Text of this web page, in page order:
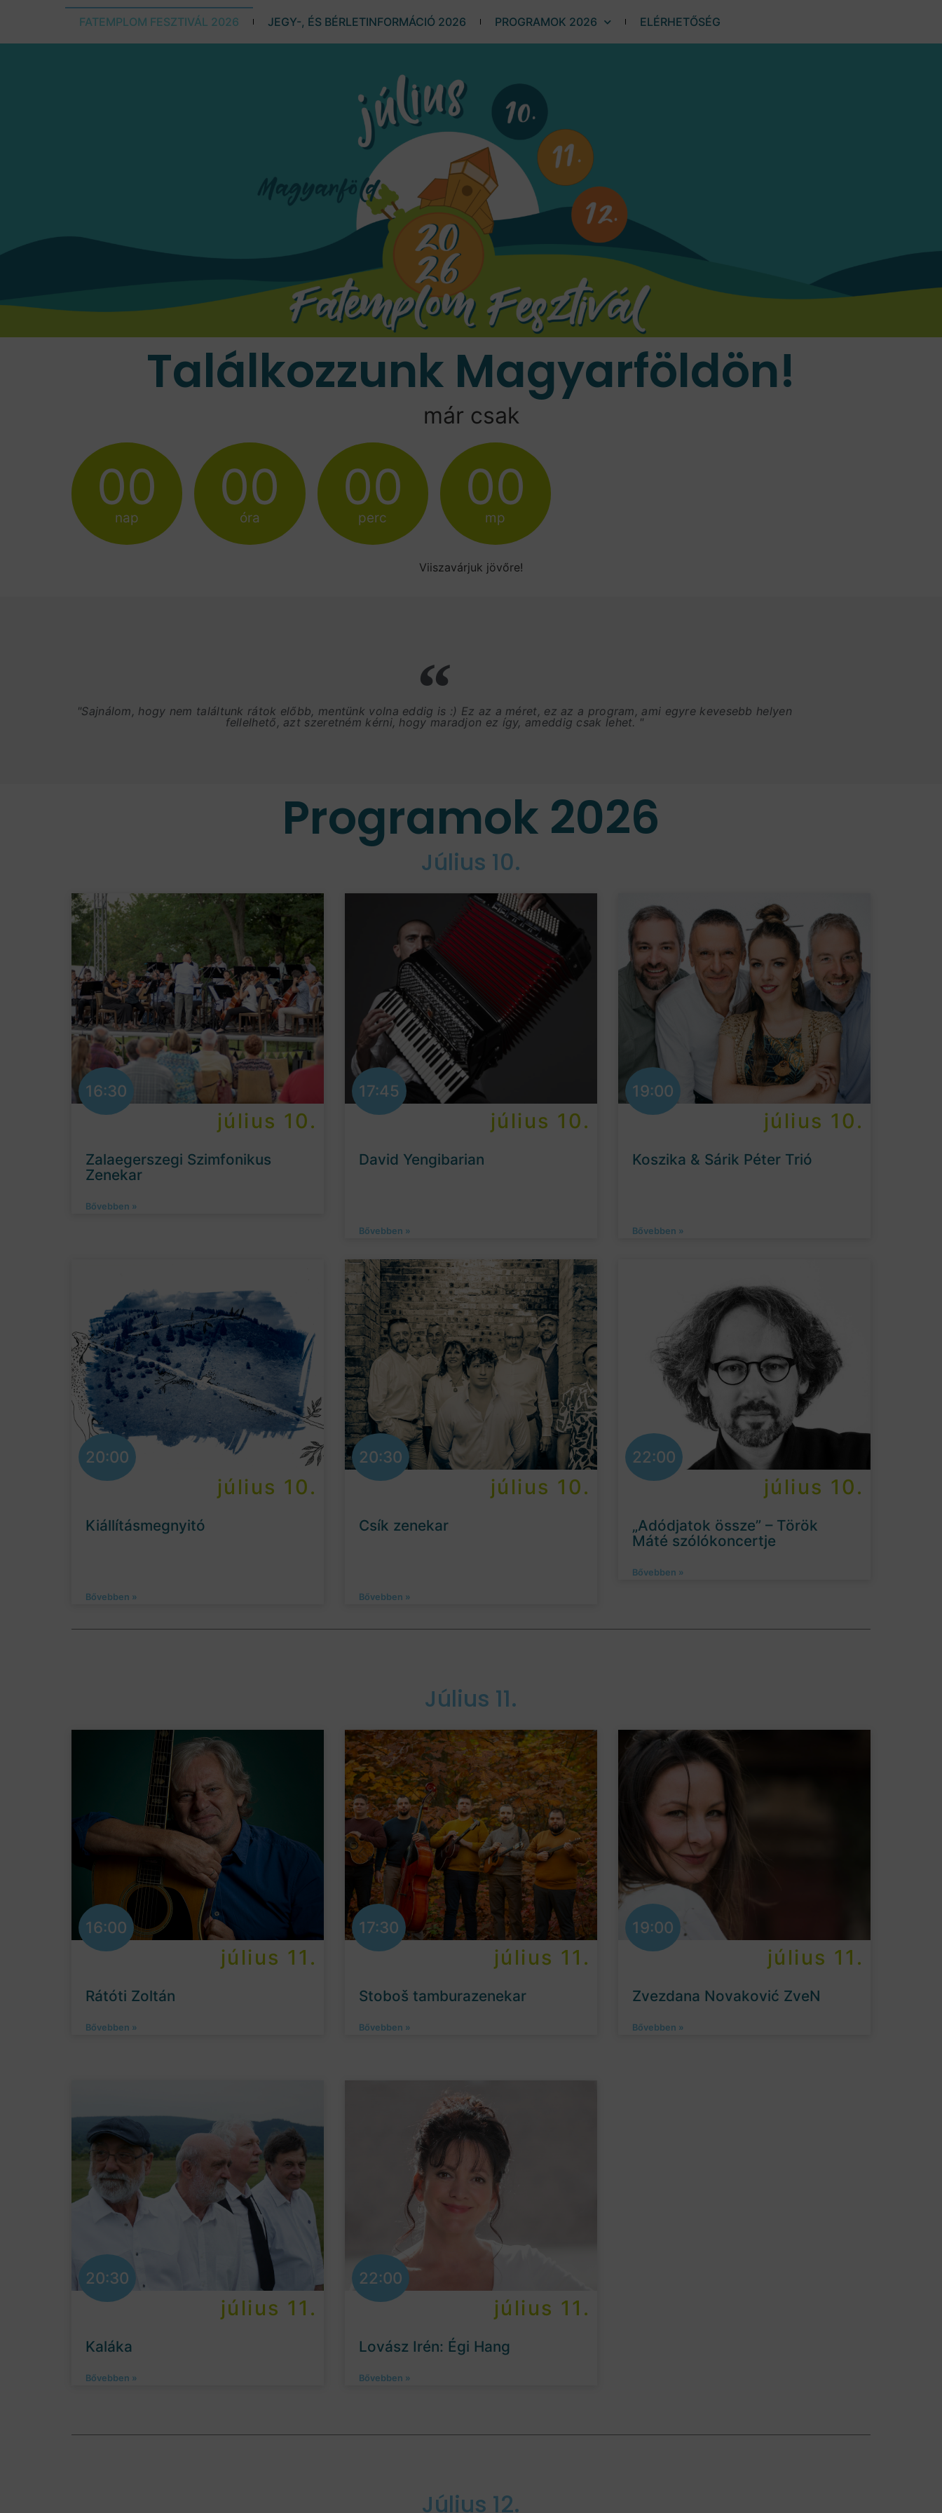
FATEMPLOM FESZTIVÁL 2026 JEGY-, ÉS BÉRLETINFORMÁCIÓ 2026 PROGRAMOK 2026 ELÉRHETŐSÉG
Találkozzunk Magyarföldön!
már csak
00
nap
00
óra
00
perc
00
mp
Viiszavárjuk jövőre!
"Sajnálom, hogy nem találtunk rátok előbb, mentünk volna eddig is :) Ez az a méret, ez az a program, ami egyre kevesebb helyen
fellelhető, azt szeretném kérni, hogy maradjon ez így, ameddig csak lehet. "
Programok 2026
Július 10.
16:30
július 10.
Zalaegerszegi Szimfonikus
Zenekar
Bővebben »
17:45
július 10.
David Yengibarian
Bővebben »
19:00
július 10.
Koszika & Sárik Péter Trió
Bővebben »
20:00
július 10.
Kiállításmegnyitó
Bővebben »
20:30
július 10.
Csík zenekar
Bővebben »
22:00
július 10.
„Adódjatok össze” – Török
Máté szólókoncertje
Bővebben »
Július 11.
16:00
július 11.
Rátóti Zoltán
Bővebben »
17:30
július 11.
Stoboš tamburazenekar
Bővebben »
19:00
július 11.
Zvezdana Novaković ZveN
Bővebben »
20:30
július 11.
Kaláka
Bővebben »
22:00
július 11.
Lovász Irén: Égi Hang
Bővebben »
Július 12.